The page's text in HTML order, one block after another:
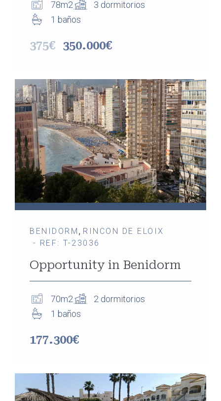
78m2
3 dormitorios
1 baños
375€ 350.000€
BENIDORM , RINCON DE ELOIX
- REF: T-23036
Opportunity in Benidorm
70m2
2 dormitorios
1 baños
177.300€